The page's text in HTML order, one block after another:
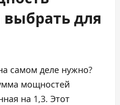
для
самом деле нужно?
мощностей
на 1,3. Этот